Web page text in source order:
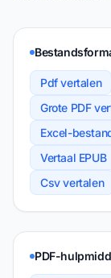
Pdf vertalen
Grote PDF
Excel-
Vertaal EPUB
Csv vertalen
PDF-